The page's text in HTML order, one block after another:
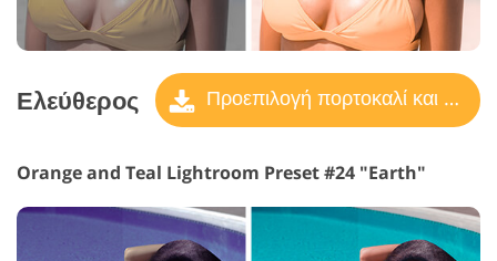
Ελεύθερος Προεπιλογή πορτοκαλί και γαλαζοπράσινο
Orange and Teal Lightroom Preset #24 "Earth"